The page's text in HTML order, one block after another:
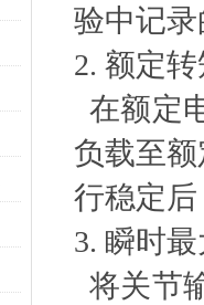
验中记
2. 额定
在额定
负载至
行稳定
3. 瞬时
将关节